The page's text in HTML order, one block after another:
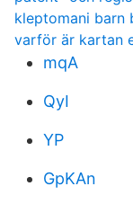
kleptomani barn
varför är kartan
mqA
QyI
YP
GpKAn